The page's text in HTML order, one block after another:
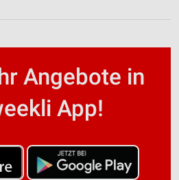
Angebote in
App!